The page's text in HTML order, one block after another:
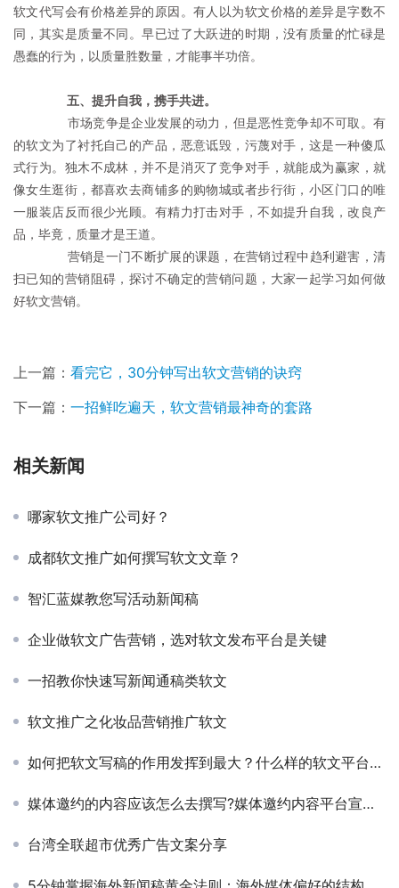
软文代写会有价格差异的原因。有人以为软文价格的差异是字数不
同，其实是质量不同。早已过了大跃进的时期，没有质量的忙碌是
愚蠢的行为，以质量胜数量，才能事半功倍。
五、提升自我，携手共进。
的软文为了衬托自己的产品，恶意诋毁，污蔑对手，这是一种傻瓜
式行为。独木不成林，并不是消灭了竞争对手，就能成为赢家，就
像女生逛街，都喜欢去商铺多的购物城或者步行街，小区门口的唯
一服装店反而很少光顾。有精力打击对手，不如提升自我，改良产
品，毕竟，质量才是王道。
扫已知的营销阻碍，探讨不确定的营销问题，大家一起学习如何做
好软文营销。
上一篇： 看完它，30分钟写出软文营销的诀窍​
下一篇： 一招鲜吃遍天，软文营销最神奇的套路
相关新闻
哪家软文推广公司好？
成都软文推广如何撰写软文文章？
智汇蓝媒教您写活动新闻稿
企业做软文广告营销，选对软文发布平台是关键
一招教你快速写新闻通稿类软文
软文推广之化妆品营销推广软文
如何把软文写稿的作用发挥到最大？什么样的软文平台能做到呢？
媒体邀约的内容应该怎么去撰写?媒体邀约内容平台宣传有哪些方式?
台湾全联超市优秀广告文案分享